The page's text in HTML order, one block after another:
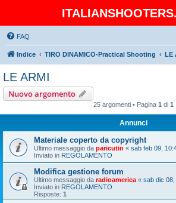
FAQ
Indice TIRO DINAMICO-Practical Shooting LE
LE ARMI
Nuovo argomento
25 argomenti • Pagina 1 di 1
Annunci
Materiale coperto da copyright
Ultimo messaggio da paricutin « sab feb 09,
Inviato in REGOLAMENTO
Modifica gestione forum
Ultimo messaggio da radioamerica « sab dic
Inviato in REGOLAMENTO
Risposte: 1